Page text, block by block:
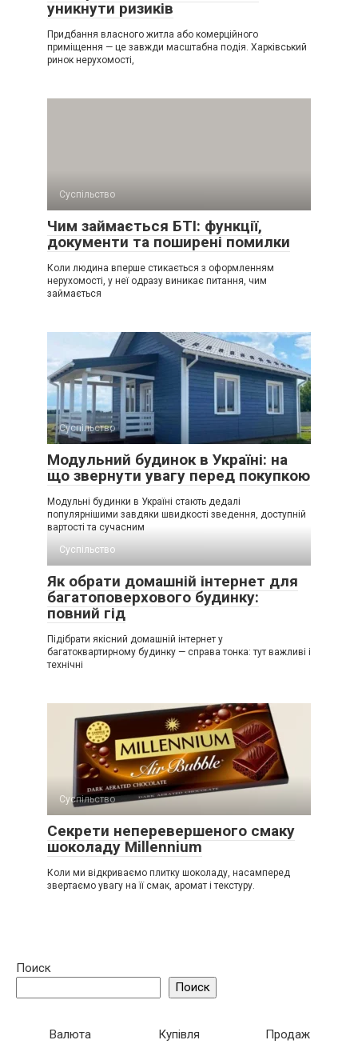
уникнути ризиків
Придбання власного житла або комерційного
приміщення — це завжди масштабна подія. Харківський
ринок нерухомості,
Суспільство
Чим займається БТІ: функції,
документи та поширені помилки
Коли людина вперше стикається з оформленням
нерухомості, у неї одразу виникає питання, чим
займається
Суспільство
Модульний будинок в Україні: на
що звернути увагу перед покупкою
Модульні будинки в Україні стають дедалі
популярнішими завдяки швидкості зведення, доступній
вартості та сучасним
Суспільство
Як обрати домашній інтернет для
багатоповерхового будинку:
повний гід
Підібрати якісний домашній інтернет у
багатоквартирному будинку — справа тонка: тут важливі і
технічні
Суспільство
Секрети неперевершеного смаку
шоколаду Millennium
Коли ми відкриваємо плитку шоколаду, насамперед
звертаємо увагу на її смак, аромат і текстуру.
Поиск
Поиск
Валюта Купівля Продаж